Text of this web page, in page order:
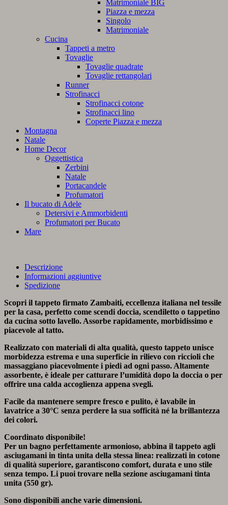
Matrimoniale BIG
Piazza e mezza
Singolo
Matrimoniale
Cucina
Tappeti a metro
Tovaglie
Tovaglie quadrate
Tovaglie rettangolari
Runner
Strofinacci
Strofinacci cotone
Strofinacci lino
Coperte Piazza e mezza
Montagna
Natale
Home Decor
Oggettistica
Zerbini
Natale
Portacandele
Profumatori
Il bucato di Adele
Detersivi e Ammorbidenti
Profumatori per Bucato
Mare
Descrizione
Informazioni aggiuntive
Spedizione
Scopri il tappeto firmato Zambaiti, eccellenza italiana nel tessile
per la casa, perfetto come scendi doccia, scendiletto o tappetino
da cucina sotto lavello. Assorbe rapidamente, morbidissimo e
piacevole al tatto.
Realizzato con materiali di alta qualità, questo tappeto unisce
morbidezza estrema e una superficie in rilievo con riccioli che
massaggiano piacevolmente i piedi ad ogni passo. Altamente
assorbente, è ideale per catturare l’umidità dopo la doccia o per
offrire una calda accoglienza appena svegli.
Facile da mantenere sempre fresco e pulito, è lavabile in
lavatrice a 30°C senza perdere la sua sofficità né la brillantezza
dei colori.
Coordinato disponibile!
Per un bagno perfettamente armonioso, abbina il tappeto agli
asciugamani in tinta unita della stessa linea: realizzati in cotone
di qualità superiore, garantiscono comfort, durata e uno stile
senza tempo. Li puoi trovare nella sezione asciugamani tinta
unita (550 gr).
Sono disponibili anche varie dimensioni.